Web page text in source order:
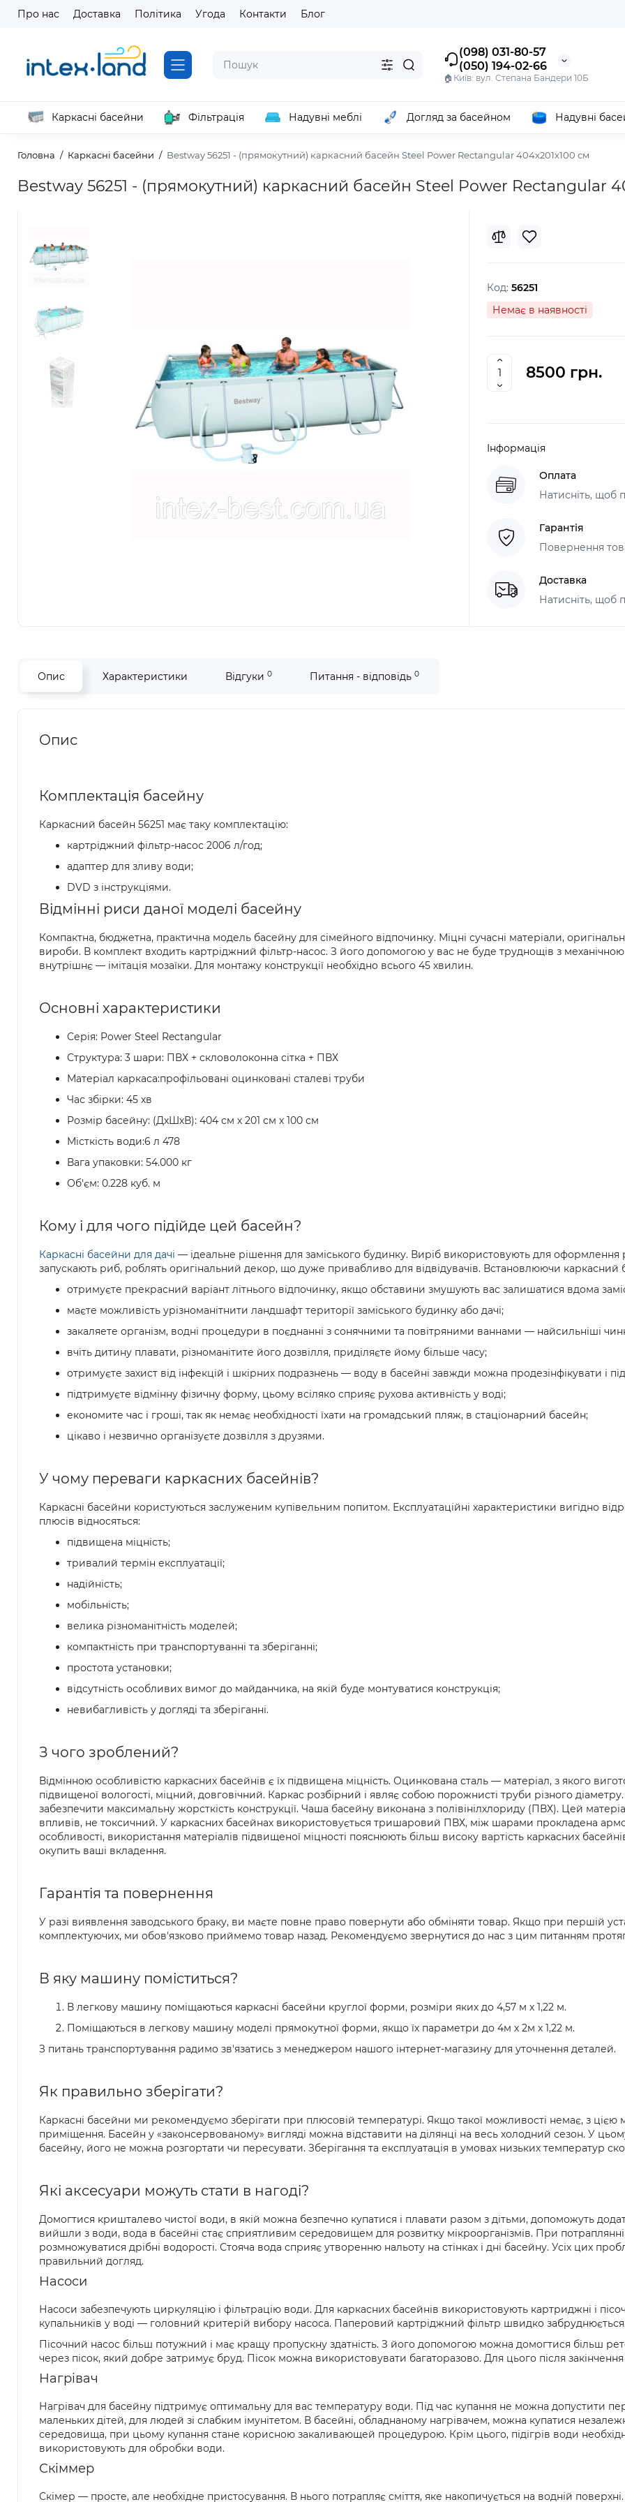
Про нас Доставка Політика Угода Контакти Блог
(098) 031-80-57
(050) 194-02-66
🏠Київ: вул. Степана Бандери 10Б
Каркасні басейни Фільтрація Надувні меблі Догляд за басейном Надувні
Головна Каркасні басейни Bestway 56251 - (прямокутний) каркасний басейн Steel Power Rectangular 404x201x100 см
Bestway 56251 - (прямокутний) каркасний басейн Steel Power Rectangular
Код: 56251
Немає в наявності
8500 грн.
Інформація
Оплата
Натисніть, щоб
Гарантія
Повернення
Доставка
Натисніть, щоб
Опис Характеристики Відгуки 0 Питання - відповідь 0
Опис
Комплектація басейну
Каркасний басейн 56251 має таку комплектацію:
картріджний фільтр-насос 2006 л/год;
адаптер для зливу води;
DVD з інструкціями.
Відмінні риси даної моделі басейну
Компактна, бюджетна, практична модель басейну для сімейного відпочинку. Міцні сучасні матеріали,
вироби. В комплект входить картріджний фільтр-насос. З його допомогою у вас не буде труднощів з
внутрішнє — імітація мозаїки. Для монтажу конструкції необхідно всього 45 хвилин.
Основні характеристики
Серія: Power Steel Rectangular
Структура: 3 шари: ПВХ + скловолоконна сітка + ПВХ
Матеріал каркаса:профільовані оцинковані сталеві труби
Час збірки: 45 хв
Розмір басейну: (ДхШхВ): 404 см х 201 см х 100 см
Місткість води:6 л 478
Вага упаковки: 54.000 кг
Об'єм: 0.228 куб. м
Кому і для чого підійде цей басейн?
Каркасні басейни для дачі — ідеальне рішення для заміського будинку. Виріб використовують для оформлення
запускають риб, роблять оригінальний декор, що дуже привабливо для відвідувачів. Встановлюючи каркасний
отримуєте прекрасний варіант літнього відпочинку, якщо обставини змушують вас залишатися вдома
маєте можливість урізноманітнити ландшафт території заміського будинку або дачі;
закаляете організм, водні процедури в поєднанні з сонячними та повітряними ваннами — найсильніші
вчіть дитину плавати, різноманітите його дозвілля, приділяєте йому більше часу;
отримуєте захист від інфекцій і шкірних подразнень — воду в басейні завжди можна продезінфікувати і
підтримуєте відмінну фізичну форму, цьому всіляко сприяє рухова активність у воді;
економите час і гроші, так як немає необхідності їхати на громадський пляж, в стаціонарний басейн;
цікаво і незвично організуєте дозвілля з друзями.
У чому переваги каркасних басейнів?
Каркасні басейни користуються заслуженим купівельним попитом. Експлуатаційні характеристики вигідно
плюсів відносяться:
підвищена міцність;
тривалий термін експлуатації;
надійність;
мобільність;
велика різноманітність моделей;
компактність при транспортуванні та зберіганні;
простота установки;
відсутність особливих вимог до майданчика, на якій буде монтуватися конструкція;
невибагливість у догляді та зберіганні.
З чого зроблений?
Відмінною особливістю каркасних басейнів є їх підвищена міцність. Оцинкована сталь — матеріал, з якого
підвищеної вологості, міцний, довговічний. Каркас розбірний і являє собою порожнисті труби різного
забезпечити максимальну жорсткість конструкції. Чаша басейну виконана з полівінілхлориду (ПВХ). Цей
впливів, не токсичний. У каркасних басейнах використовується тришаровий ПВХ, між шарами прокладена
особливості, використання матеріалів підвищеної міцності пояснюють більш високу вартість каркасних
окупить ваші вкладення.
Гарантія та повернення
У разі виявлення заводського браку, ви маєте повне право повернути або обміняти товар. Якщо при першій
комплектуючих, ми обов'язково приймемо товар назад. Рекомендуємо звернутися до нас з цим питанням
В яку машину поміститься?
В легкову машину поміщаються каркасні басейни круглої форми, розміри яких до 4,57 м x 1,22 м.
Поміщаються в легкову машину моделі прямокутної форми, якщо їх параметри до 4м х 2м х 1,22 м.
З питань транспортування радимо зв'язатись з менеджером нашого інтернет-магазину для уточнення деталей.
Як правильно зберігати?
Каркасні басейни ми рекомендуємо зберігати при плюсовій температурі. Якщо такої можливості немає, з
приміщення. Басейн у «законсервованому» вигляді можна відставити на ділянці на весь холодний сезон. У
басейну, його не можна розгортати чи пересувати. Зберігання та експлуатація в умовах низьких температур
Які аксесуари можуть стати в нагоді?
Домогтися кришталево чистої води, в якій можна безпечно купатися і плавати разом з дітьми, допоможуть
вийшли з води, вода в басейні стає сприятливим середовищем для розвитку мікроорганізмів. При потраплянні
розмножуватися дрібні водорості. Стояча вода сприяє утворенню нальоту на стінках і дні басейну. Усіх цих
правильний догляд.
Насоси
Насоси забезпечують циркуляцію і фільтрацію води. Для каркасних басейнів використовують картриджні і
купальників у воді — головний критерій вибору насоса. Паперовий картріджний фільтр швидко забруднюється.
Пісочний насос більш потужний і має кращу пропускну здатність. З його допомогою можна домогтися більш
через пісок, який добре затримує бруд. Пісок можна використовувати багаторазово. Для цього після
Нагрівач
Нагрівач для басейну підтримує оптимальну для вас температуру води. Під час купання не можна допустити
маленьких дітей, для людей зі слабким імунітетом. В басейні, обладнаному нагрівачем, можна купатися
середовища, при цьому купання стане корисною закаливающей процедурою. Крім цього, підігрів води
використовують для обробки води.
Скіммер
Скімер — просте, але необхідне пристосування. В нього потрапляє сміття, яке накопичується на водній